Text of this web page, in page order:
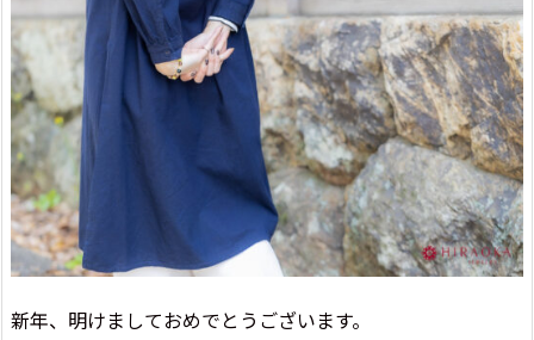
新年、明けましておめでとうございます。